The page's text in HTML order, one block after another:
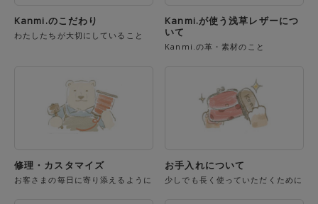
Kanmi.のこだわり
わたしたちが大切にしていること
Kanmi.が使う浅草レザーにつ
いて
Kanmi.の革・素材のこと
修理・カスタマイズ
お客さまの毎日に寄り添えるように
お手入れについて
少しでも長く使っていただくために